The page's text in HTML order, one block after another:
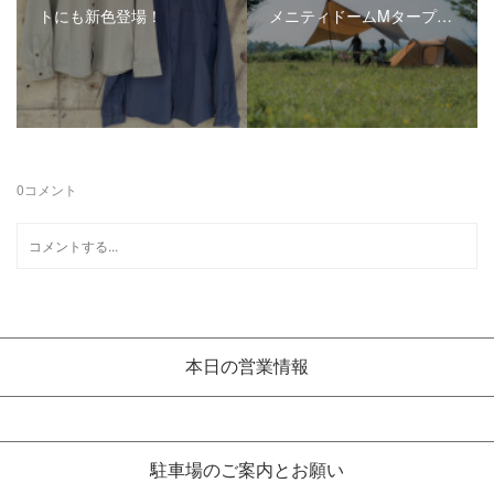
トにも新色登場！
メニティドームMタープ…
0コメント
本日の営業情報
駐車場のご案内とお願い